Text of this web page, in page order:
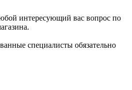
интересующий вас вопрос по
специалисты обязательно